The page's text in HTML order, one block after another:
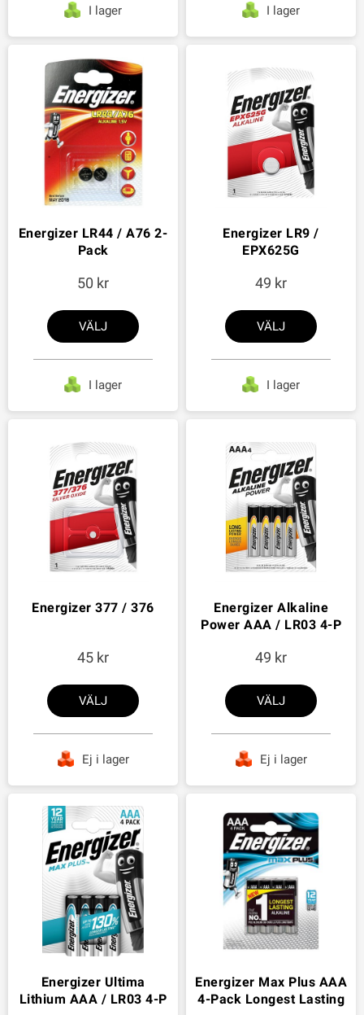
I lager I lager
Energizer LR44 / A76 2-
Pack
50
VÄLJ
I lager
Energizer LR9 /
EPX625G
49
VÄLJ
I lager
Energizer 377 / 376
45
VÄLJ
Ej i lager
Energizer Alkaline
Power AAA / LR03 4-P
49
VÄLJ
Ej i lager
Energizer Ultima
Lithium AAA / LR03 4-P
Energizer Max Plus AAA
4-Pack Longest Lasting